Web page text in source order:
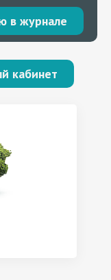
в журнале
кабинет